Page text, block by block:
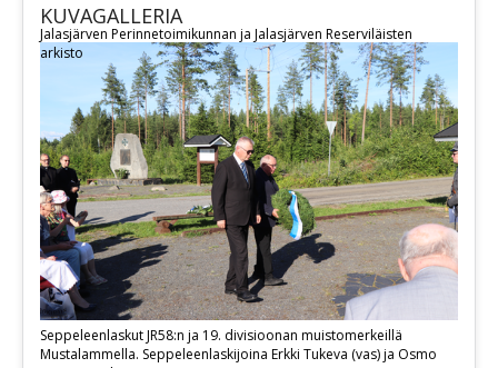
KUVAGALLERIA
Seppeleenlaskut JR58:n ja 19. divisioonan muistomerkeillä
Mustalammella. Seppeleenlaskijoina Erkki Tukeva (vas) ja Osmo
Jalasjärven Perinnetoimikunnan ja Jalasjärven Reserviläisten
arkisto